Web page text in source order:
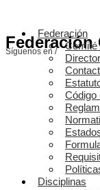
Federación
Síguenos en /
Federación
Comité
Código
Disciplinas